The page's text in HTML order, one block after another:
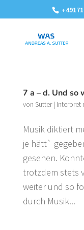
7 a – d. Und so
von Sutter| Interpret
Musik diktiert
je hätt`
gesehen.
trotzdem stets
weiter und so
durch Musik...